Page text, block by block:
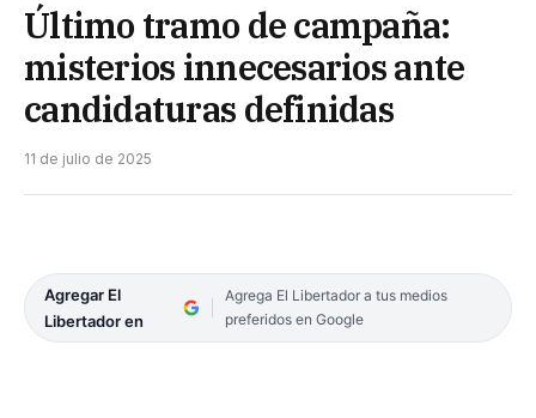
Último tramo de campaña:
misterios innecesarios ante
candidaturas definidas
11 de julio de 2025
Agregar El
Libertador en
Agrega El Libertador a tus medios
preferidos en Google